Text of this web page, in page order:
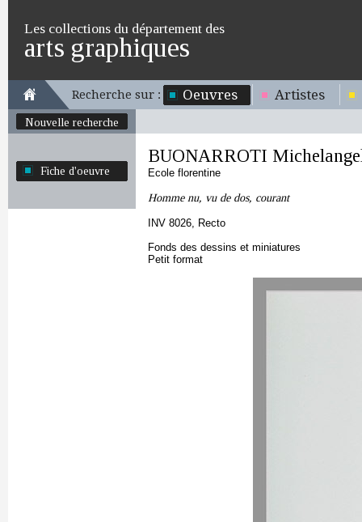
Les collections du département des
arts graphiques
Recherche sur : Oeuvres Artistes
Nouvelle recherche
Fiche d'oeuvre
BUONARROTI
Ecole florentine
Homme nu, vu de dos, courant
INV 8026, Recto
Fonds des dessins et miniatures
Petit format